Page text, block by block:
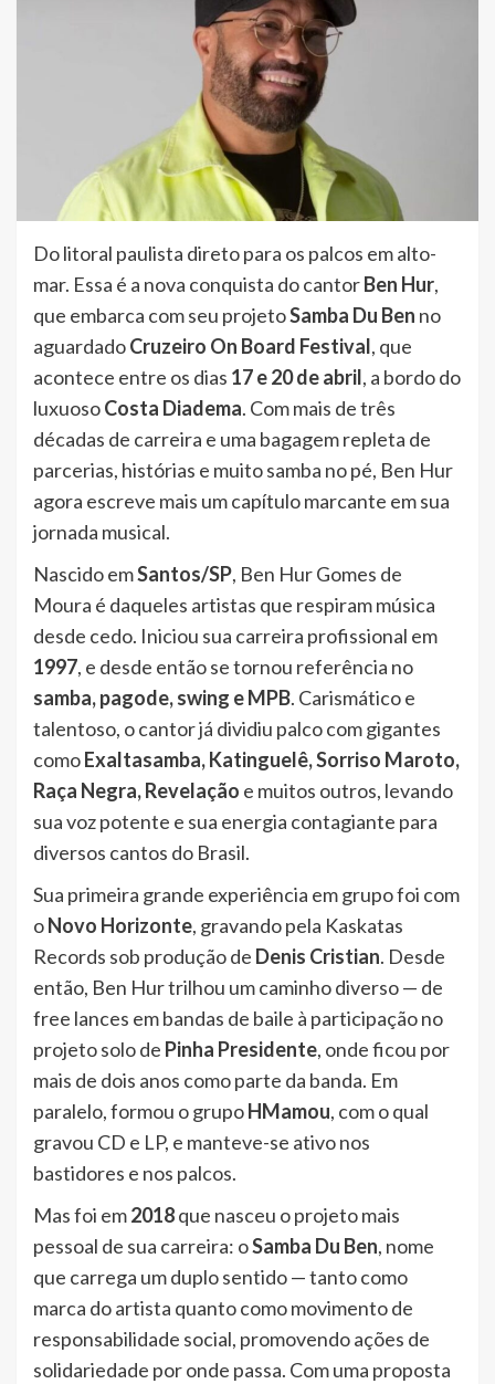
Do litoral paulista direto para os palcos em alto-
mar. Essa é a nova conquista do cantorBen Hur,
que embarca com seu projetoSamba Du Ben no
aguardadoCruzeiro On Board Festival, que
acontece entre os dias 17 e 20 de abril, a bordo do
luxuosoCosta Diadema. Com mais de três
décadas de carreira e uma bagagem repleta de
parcerias, histórias e muito samba no pé, Ben Hur
agora escreve mais um capítulo marcante em sua
jornada musical.
Nascido emSantos/SP, Ben Hur Gomes de
Moura é daqueles artistas que respiram música
desde cedo. Iniciou sua carreira profissional em
1997, e desde então se tornou referência no
samba, pagode, swing e MPB. Carismático e
talentoso, o cantor já dividiu palco com gigantes
comoExaltasamba, Katinguelê, Sorriso Maroto,
Raça Negra, Revelação e muitos outros, levando
sua voz potente e sua energia contagiante para
diversos cantos do Brasil.
Sua primeira grande experiência em grupo foi com
oNovo Horizonte, gravando pela Kaskatas
Records sob produção de Denis Cristian. Desde
então, Ben Hur trilhou um caminho diverso — de
free lances em bandas de baile à participação no
projeto solo de Pinha Presidente, onde ficou por
mais de dois anos como parte da banda. Em
paralelo, formou o grupoHMamou, com o qual
gravou CD e LP, e manteve-se ativo nos
bastidores e nos palcos.
Mas foi em2018que nasceu o projeto mais
pessoal de sua carreira: oSamba Du Ben, nome
que carrega um duplo sentido — tanto como
marca do artista quanto como movimento de
responsabilidade social, promovendo ações de
solidariedade por onde passa. Com uma proposta